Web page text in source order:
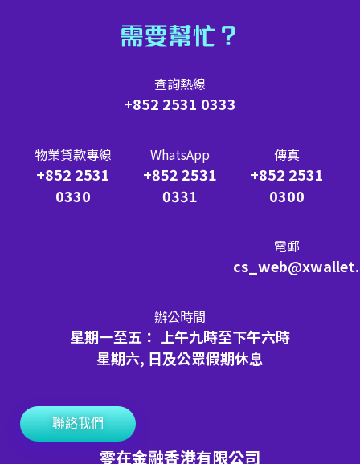
需要幫忙？
查詢熱線
+852 2531 0333
物業貸款專線
+852 2531
0330
WhatsApp
+852 2531
0331
傳真
+852 2531
0300
電郵
辦公時間
星期一至五： 上午九時至下午六時
星期六, 日及公眾假期休息
聯絡我們
零在金融香港有限公司